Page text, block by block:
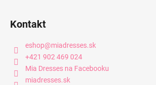
Kontakt
eshop@miadresses.sk
+421 902 469 024
Mia Dresses na Facebooku
miadresses.sk